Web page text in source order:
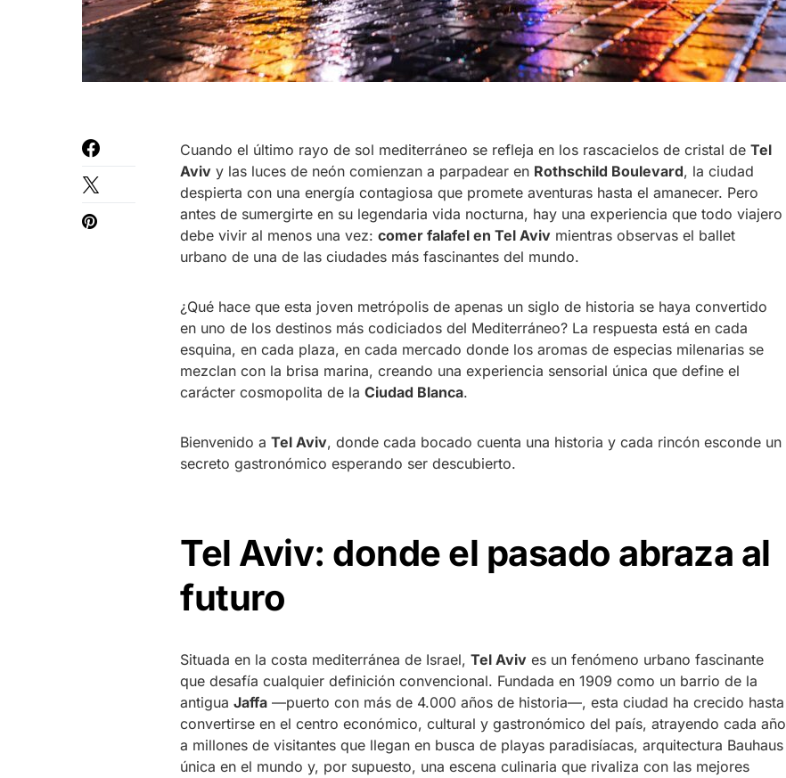
Cuando el último rayo de sol mediterráneo se refleja en los rascacielos de cristal de Tel
Aviv y las luces de neón comienzan a parpadear en Rothschild Boulevard, la ciudad
despierta con una energía contagiosa que promete aventuras hasta el amanecer. Pero
antes de sumergirte en su legendaria vida nocturna, hay una experiencia que todo viajero
debe vivir al menos una vez: comer falafel en Tel Aviv mientras observas el ballet
urbano de una de las ciudades más fascinantes del mundo.
¿Qué hace que esta joven metrópolis de apenas un siglo de historia se haya convertido
en uno de los destinos más codiciados del Mediterráneo? La respuesta está en cada
esquina, en cada plaza, en cada mercado donde los aromas de especias milenarias se
mezclan con la brisa marina, creando una experiencia sensorial única que define el
carácter cosmopolita de la Ciudad Blanca.
Bienvenido a Tel Aviv, donde cada bocado cuenta una historia y cada rincón esconde un
secreto gastronómico esperando ser descubierto.
Tel Aviv: donde el pasado abraza al
futuro
Situada en la costa mediterránea de Israel, Tel Aviv es un fenómeno urbano fascinante
que desafía cualquier definición convencional. Fundada en 1909 como un barrio de la
antigua Jaffa —puerto con más de 4.000 años de historia—, esta ciudad ha crecido hasta
convertirse en el centro económico, cultural y gastronómico del país, atrayendo cada año
a millones de visitantes que llegan en busca de playas paradisíacas, arquitectura Bauhaus
única en el mundo y, por supuesto, una escena culinaria que rivaliza con las mejores